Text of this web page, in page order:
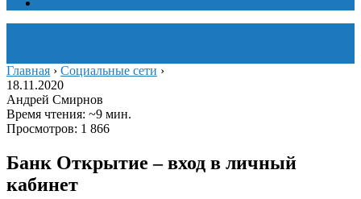
Главная › Социальные сети ›
18.11.2020
Андрей Смирнов
Время чтения: ~9 мин.
Просмотров: 1 866
Банк Открытие – вход в личный
кабинет